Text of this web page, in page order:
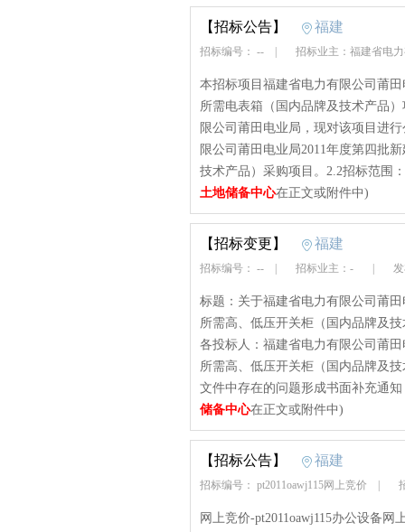
【招标公告】 福建
招标编号： -- 招标业主：福建省电
本招标项目福建省电力有限公司莆
所需电表箱（国内品牌及技术产品
限公司莆田电业局，现对该项目进
限公司莆田电业局2011年度第四批
技术产品）采购项目。2.2招标范围
土地储备中心在正文或附件中)
【招标变更】 福建
招标编号： -- 招标业主：- 发
标题：关于福建省电力有限公司莆
所需高、低压开关柜（国内品牌及
各投标人：福建省电力有限公司莆
所需高、低压开关柜（国内品牌及
文件中存在的问题形成书面补充通
储备中心在正文或附件中)
【招标公告】 福建
招标编号： pt2011oawj115网上竞价
网上竞价-pt2011oawj115办公设备网